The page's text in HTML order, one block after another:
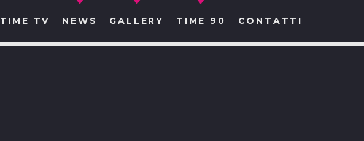
TIME TV NEWS GALLERY TIME 90 CONTATTI